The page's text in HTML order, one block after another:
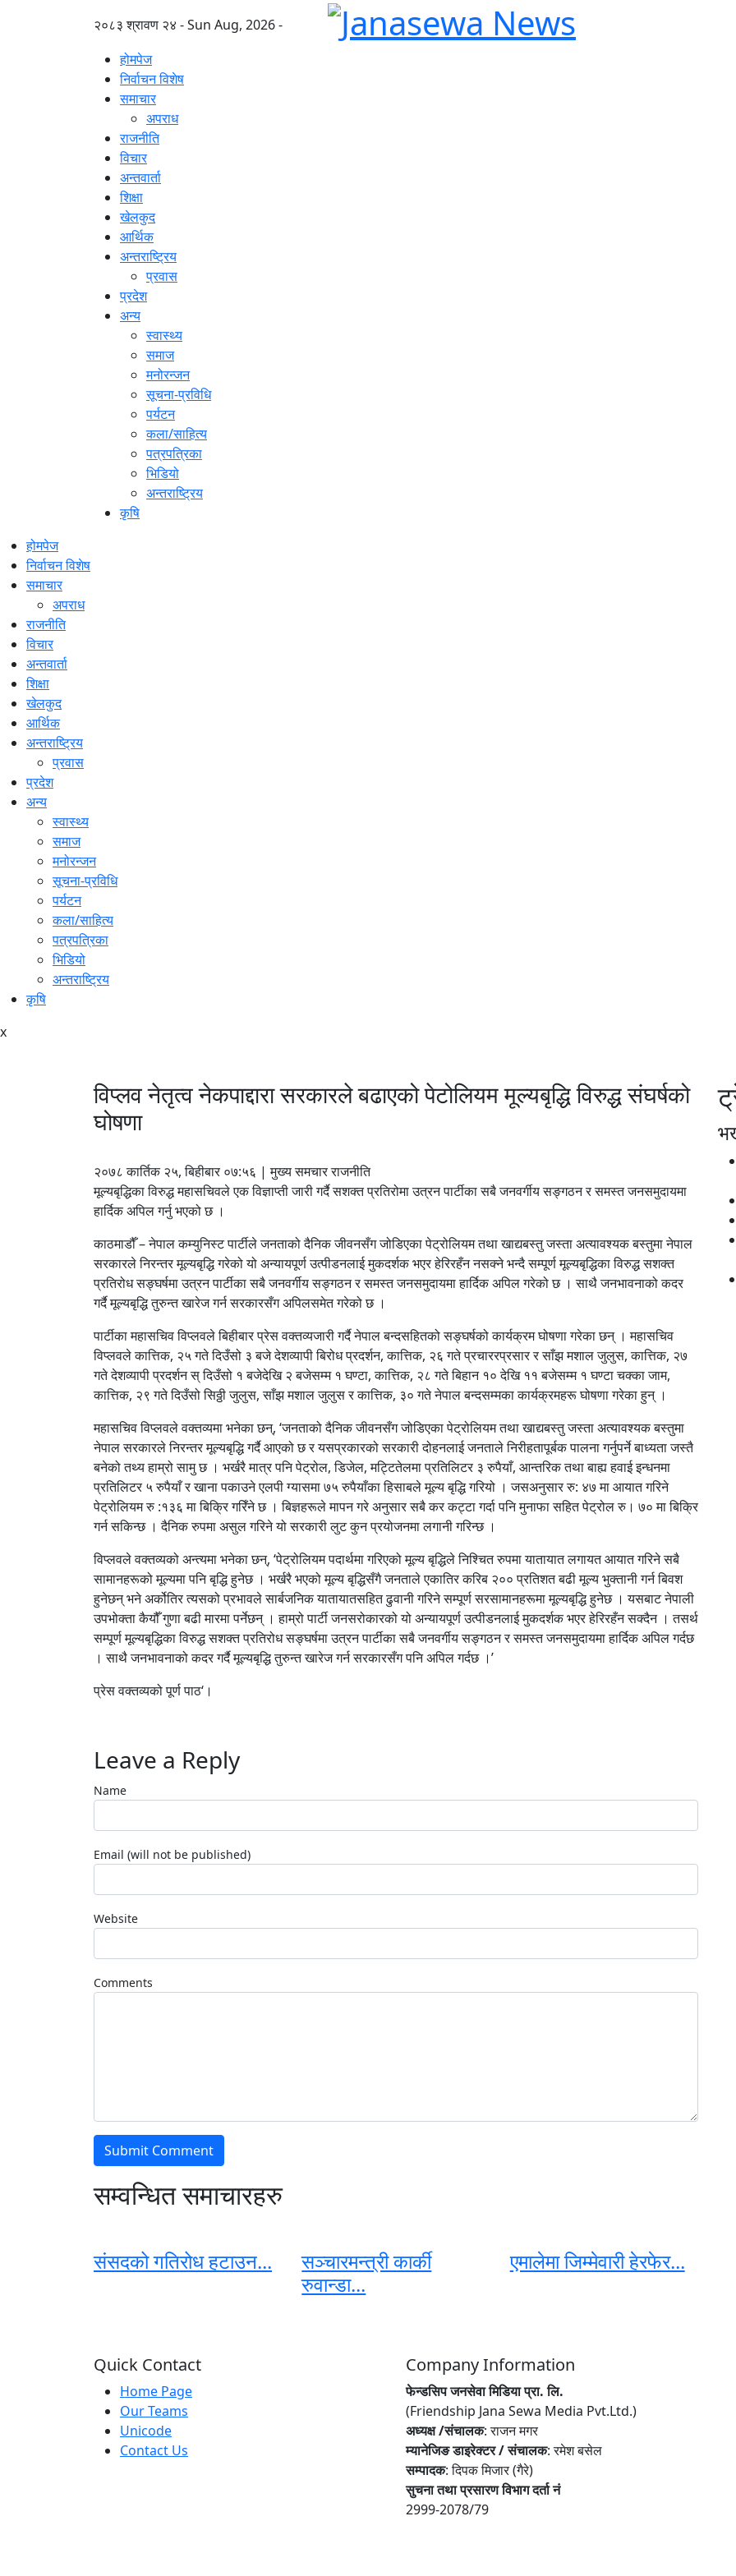
२०८३ श्रावण २४ - Sun Aug, 2026 -
होमपेज
निर्वाचन विशेष
समाचार
अपराध
राजनीति
विचार
अन्तवार्ता
शिक्षा
खेलकुद
आर्थिक
अन्तराष्ट्रिय
प्रवास
प्रदेश
अन्य
स्वास्थ्य
समाज
मनोरन्जन
सूचना-प्रविधि
पर्यटन
कला/साहित्य
पत्रपत्रिका
भिडियो
अन्तराष्ट्रिय
कृषि
होमपेज
निर्वाचन विशेष
समाचार
अपराध
राजनीति
विचार
अन्तवार्ता
शिक्षा
खेलकुद
आर्थिक
अन्तराष्ट्रिय
प्रवास
प्रदेश
अन्य
स्वास्थ्य
समाज
मनोरन्जन
सूचना-प्रविधि
पर्यटन
कला/साहित्य
पत्रपत्रिका
भिडियो
अन्तराष्ट्रिय
कृषि
x
विप्लव नेतृत्व नेकपाद्दारा सरकारले बढाएको पेटोलियम मूल्यबृद्धि विरुद्ध संघर्षको
घोषणा
२०७८ कार्तिक २५, बिहीबार ०७:५६ | मुख्य समचार राजनीति
मूल्यबृद्धिका विरुद्ध महासचिवले एक विज्ञाप्ती जारी गर्दै सशक्त प्रतिरोमा उत्रन पार्टीका सबै जनवर्गीय सङ्गठन र समस्त जनसमुदायमा
हार्दिक अपिल गर्नु भएको छ ।
काठमाडौँ – नेपाल कम्युनिस्ट पार्टीले जनताको दैनिक जीवनसँग जोडिएका पेट्रोलियम तथा खाद्यबस्तु जस्ता अत्यावश्यक बस्तुमा नेपाल
सरकारले निरन्तर मूल्यबृद्धि गरेको यो अन्यायपूर्ण उत्पीडनलाई मुकदर्शक भएर हेरिरहँन नसक्ने भन्दै सम्पूर्ण मूल्यबृद्धिका विरुद्ध सशक्त
प्रतिरोध सङ्घर्षमा उत्रन पार्टीका सबै जनवर्गीय सङ्गठन र समस्त जनसमुदायमा हार्दिक अपिल गरेको छ । साथै जनभावनाको कदर
गर्दै मूल्यबृद्धि तुरुन्त खारेज गर्न सरकारसँग अपिलसमेत गरेको छ ।
पार्टीका महासचिव विप्लवले बिहीबार प्रेस वक्तव्यजारी गर्दै नेपाल बन्दसहितको सङ्घर्षको कार्यक्रम घोषणा गरेका छन् । महासचिव
विप्लवले कात्तिक, २५ गते दिउँसो ३ बजे देशव्यापी बिरोध प्रदर्शन, कात्तिक, २६ गते प्रचाररप्रसार र साँझ मशाल जुलुस, कात्तिक, २७
गते देशव्यापी प्रदर्शन स् दिउँसो १ बजेदेखि २ बजेसम्म १ घण्टा, कात्तिक, २८ गते बिहान १० देखि ११ बजेसम्म १ घण्टा चक्का जाम,
कात्तिक, २९ गते दिउँसो सिठ्ठी जुलुस, साँझ मशाल जुलुस र कात्तिक, ३० गते नेपाल बन्दसम्मका कार्यक्रमहरू घोषणा गरेका हुन् ।
महासचिव विप्लवले वक्तव्यमा भनेका छन्, ‘जनताको दैनिक जीवनसँग जोडिएका पेट्रोलियम तथा खाद्यबस्तु जस्ता अत्यावश्यक बस्तुमा
नेपाल सरकारले निरन्तर मूल्यबृद्धि गर्दै आएको छ र यसप्रकारको सरकारी दोहनलाई जनताले निरीहतापूर्बक पालना गर्नुपर्ने बाध्यता जस्तै
बनेको तथ्य हाम्रो सामु छ । भर्खरै मात्र पनि पेट्रोल, डिजेल, मट्टितेलमा प्रतिलिटर ३ रुपैयाँ, आन्तरिक तथा बाह्य हवाई इन्धनमा
प्रतिलिटर ५ रुपैयाँ र खाना पकाउने एलपी ग्यासमा ७५ रुपैयाँका हिसाबले मूल्य बृद्धि गरियो । जसअनुसार रु: ४७ मा आयात गरिने
पेट्रोलियम रु :१३६ मा बिक्रि गरिँने छ । बिज्ञहरूले मापन गरे अनुसार सबै कर कट्टा गर्दा पनि मुनाफा सहित पेट्रोल रु। ७० मा बिक्रि
गर्न सकिन्छ । दैनिक रुपमा असुल गरिने यो सरकारी लुट कुन प्रयोजनमा लगानी गरिन्छ ।
विप्लवले वक्तव्यको अन्त्यमा भनेका छन्, ‘पेट्रोलियम पदार्थमा गरिएको मूल्य बृद्धिले निश्चित रुपमा यातायात लगायत आयात गरिने सबै
सामानहरूको मूल्यमा पनि बृद्धि हुनेछ । भर्खरै भएको मूल्य बृद्धिसँगै जनताले एकातिर करिब २०० प्रतिशत बढी मूल्य भुक्तानी गर्न बिवश
हुनेछन् भने अर्कोतिर त्यसको प्रभावले सार्बजनिक यातायातसहित ढुवानी गरिने सम्पूर्ण सरसामानहरूमा मूल्यबृद्धि हुनेछ । यसबाट नेपाली
उपभोक्ता कैयौँ गुणा बढी मारमा पर्नेछन् । हाम्रो पार्टी जनसरोकारको यो अन्यायपूर्ण उत्पीडनलाई मुकदर्शक भएर हेरिरहँन सक्दैन । तसर्थ
सम्पूर्ण मूल्यबृद्धिका विरुद्ध सशक्त प्रतिरोध सङ्घर्षमा उत्रन पार्टीका सबै जनवर्गीय सङ्गठन र समस्त जनसमुदायमा हार्दिक अपिल गर्दछ
। साथै जनभावनाको कदर गर्दै मूल्यबृद्धि तुरुन्त खारेज गर्न सरकारसँग पनि अपिल गर्दछ ।’
प्रेस वक्तव्यको पूर्ण पाठ‘।
Leave a Reply
Name
Email (will not be published)
Website
Comments
सम्वन्धित समाचारहरु
संसदको गतिरोध हटाउन...
सञ्चारमन्त्री कार्की
रुवान्डा...
एमालेमा जिम्मेवारी हेरफेर...
Quick Contact
Home Page
Our Teams
Unicode
Contact Us
Company Information
फेन्डसिप जनसेवा मिडिया प्रा. लि.
(Friendship Jana Sewa Media Pvt.Ltd.)
अध्यक्ष /संचालक: राजन मगर
म्यानेजिङ डाइरेक्टर / संचालक: रमेश बसेल
सम्पादक: दिपक मिजार (गैरे)
सुचना तथा प्रसारण विभाग दर्ता नं
2999-2078/79